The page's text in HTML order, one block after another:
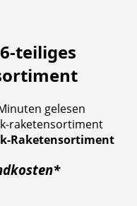
teiliges
gelesen
Raketensortiment